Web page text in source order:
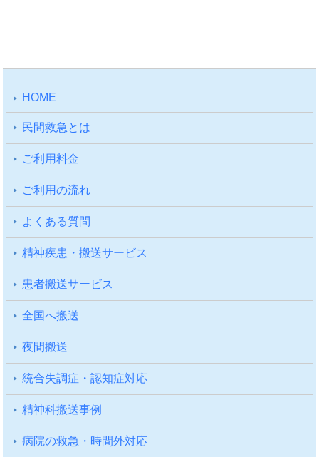
HOME
⺠間救急とは
ご利⽤料⾦
ご利⽤の流れ
よくある質問
精神疾患・搬送サービス
患者搬送サービス
全国へ搬送
夜間搬送
統合失調症・認知症対応
精神科搬送事例
病院の救急・時間外対応